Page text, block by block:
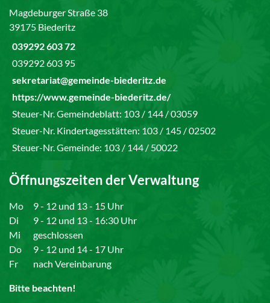
Magdeburger Straße 38
39175 Biederitz
039292 603 72
039292 603 95
sekretariat@gemeinde-biederitz.de
https://www.gemeinde-biederitz.de/
Steuer-Nr. Gemeindeblatt: 103 / 144 / 03059
Steuer-Nr. Kindertagesstätten: 103 / 145 / 02502
Steuer-Nr. Gemeinde: 103 / 144 / 50022
Öffnungszeiten der Verwaltung
Mo
9 - 12 und 13 - 15 Uhr
Di
9 - 12 und 13 - 16:30 Uhr
Mi
geschlossen
Do
9 - 12 und 14 - 17 Uhr
Fr
nach Vereinbarung
Bitte beachten!